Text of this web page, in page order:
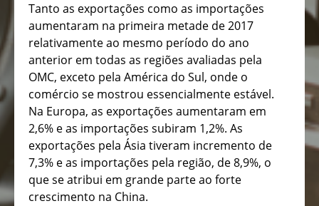
Tanto as exportações como as importações
aumentaram na primeira metade de 2017
relativamente ao mesmo período do ano
anterior em todas as regiões avaliadas pela
OMC, exceto pela América do Sul, onde o
comércio se mostrou essencialmente estável.
Na Europa, as exportações aumentaram em
2,6% e as importações subiram 1,2%. As
exportações pela Ásia tiveram incremento de
7,3% e as importações pela região, de 8,9%, o
que se atribui em grande parte ao forte
crescimento na China.